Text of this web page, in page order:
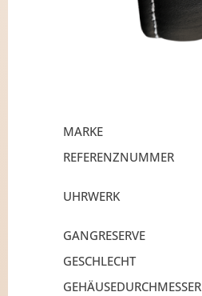
MARKE
REFERENZNUMMER
UHRWERK
GANGRESERVE
GESCHLECHT
GEHÄUSEDURCHMESSER